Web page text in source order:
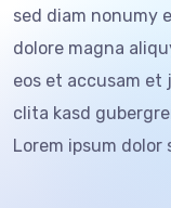
sed diam nonumy
dolore magna
eos et accusam et
clita kasd
Lorem ipsum dolor